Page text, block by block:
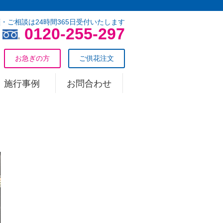
ご相談は24時間365日受付いたします
0120-255-297
ご供花注文
お急ぎの方
施行事例 お問合わせ